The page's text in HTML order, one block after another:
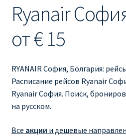
Ryanair изменения
Ryanair изменить дату
Ryanair изменить фамилию
Ryanair Испания
Ryanair
от € 15
RYANAIR София, Болгария:
Расписание рейсов Ryanair
Ryanair София. Поиск,
на русском.
Все акции и дешевые